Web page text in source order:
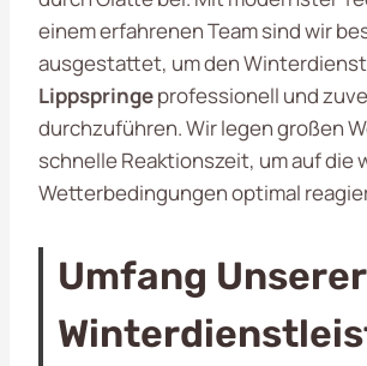
einem erfahrenen Team sind wir
ausgestattet, um den
Lippspringeprofessionell und
durchzuführen. Wir legen großen
schnelle Reaktionszeit, um auf die
Wetterbedingungen optimal
Umfang Unserer